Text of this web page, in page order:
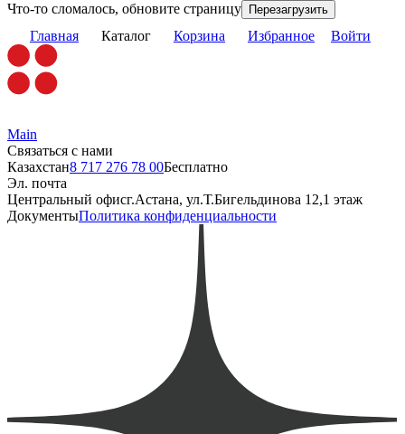
Что-то сломалось, обновите страницу Перезагрузить
Главная Каталог Корзина Избранное Войти
Main
Связаться с нами
Казахстан8 717 276 78 00Бесплатно
Эл. почта
Центральный офисг.Астана, ул.Т.Бигельдинова 12,1 этаж
ДокументыПолитика конфиденциальности